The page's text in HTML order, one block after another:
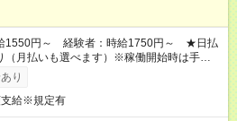
1550円～ 経験者：時給1750円～ ★日払
（月払いも選べます）※稼働開始時は手続き
となります。
り
支給※規定有